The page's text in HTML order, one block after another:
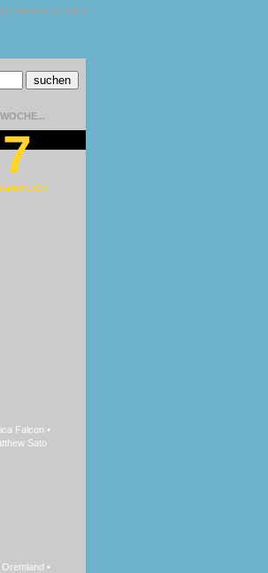
| Version 1.13.0.9
7
Falcon •
Sato
•